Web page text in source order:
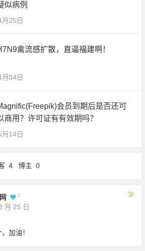
似病例
月25日
禽流感扩散，直逼福建啊！
月04日
会员到期后是否还可
商用？许可证有有效期吗？
月14日
4 博主 0
1
月 25 日
3F
加油！